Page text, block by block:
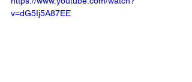
v=dG5Ij5A87EE